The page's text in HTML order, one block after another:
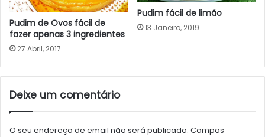
Pudim de Ovos fácil de
fazer apenas 3 ingredientes
27 Abril, 2017
Pudim fácil de limão
13 Janeiro, 2019
Deixe um comentário
O seu endereço de email não será publicado. Campos